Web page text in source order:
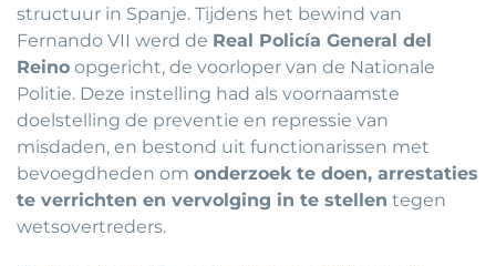
structuur in Spanje. Tijdens het bewind van
Fernando VII werd de Real Policía General del
Reino opgericht, de voorloper van de Nationale
Politie. Deze instelling had als voornaamste
doelstelling de preventie en repressie van
misdaden, en bestond uit functionarissen met
bevoegdheden om onderzoek te doen, arrestaties
te verrichten en vervolging in te stellen tegen
wetsovertreders.